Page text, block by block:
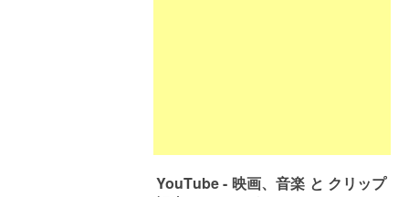
YouTube - 映画、音楽 と クリップ